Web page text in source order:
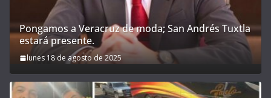
Pongamos a Veracruz de moda; San Andrés Tuxtla
estará presente.
lunes 18 de agosto de 2025